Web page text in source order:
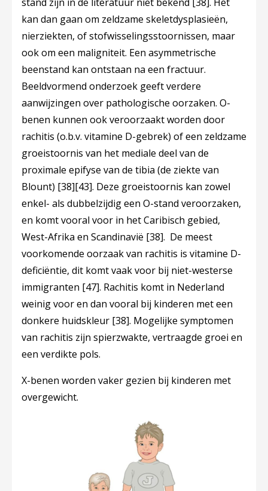
kan dan gaan om zeldzame skeletdysplasieën,
nierziekten, of stofwisselingsstoornissen, maar
ook om een maligniteit. Een asymmetrische
beenstand kan ontstaan na een fractuur.
Beeldvormend onderzoek geeft verdere
aanwijzingen over pathologische oorzaken. O-
benen kunnen ook veroorzaakt worden door
rachitis (o.b.v. vitamine D-gebrek) of een zeldzame
groeistoornis van het mediale deel van de
proximale epifyse van de tibia (de ziekte van
Blount) [38][43]. Deze groeistoornis kan zowel
enkel- als dubbelzijdig een O-stand veroorzaken,
en komt vooral voor in het Caribisch gebied,
West-Afrika en Scandinavië [38]. De meest
voorkomende oorzaak van rachitis is vitamine D-
deficiëntie, dit komt vaak voor bij niet-westerse
immigranten [47]. Rachitis komt in Nederland
weinig voor en dan vooral bij kinderen met een
donkere huidskleur [38]. Mogelijke symptomen
van rachitis zijn spierzwakte, vertraagde groei en
een verdikte pols.
X-benen worden vaker gezien bij kinderen met
overgewicht.